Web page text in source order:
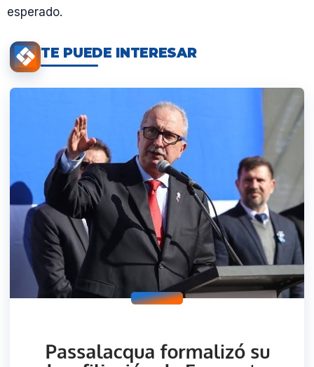
esperado.
TE PUEDE INTERESAR